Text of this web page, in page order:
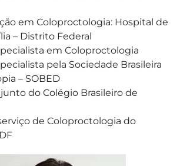
em Coloproctologia: Hospital de
– Distrito Federal
em Coloproctologia
pela Sociedade Brasileira
– SOBED
do Colégio Brasileiro de
de Coloproctologia do